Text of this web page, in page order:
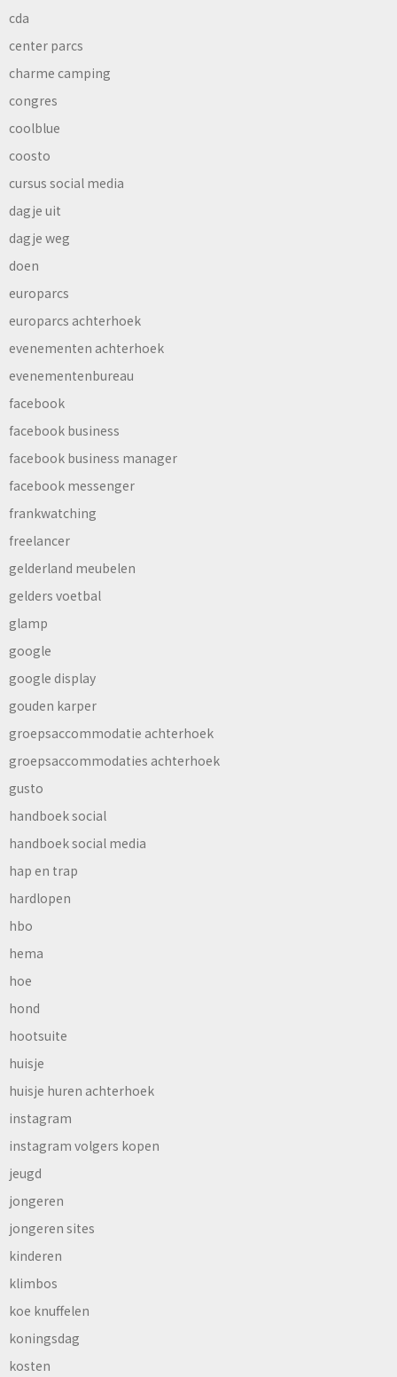
cda
center parcs
charme camping
congres
coolblue
coosto
cursus social media
dagje uit
dagje weg
doen
europarcs
europarcs achterhoek
evenementen achterhoek
evenementenbureau
facebook
facebook business
facebook business manager
facebook messenger
frankwatching
freelancer
gelderland meubelen
gelders voetbal
glamp
google
google display
gouden karper
groepsaccommodatie achterhoek
groepsaccommodaties achterhoek
gusto
handboek social
handboek social media
hap en trap
hardlopen
hbo
hema
hoe
hond
hootsuite
huisje
huisje huren achterhoek
instagram
instagram volgers kopen
jeugd
jongeren
jongeren sites
kinderen
klimbos
koe knuffelen
koningsdag
kosten